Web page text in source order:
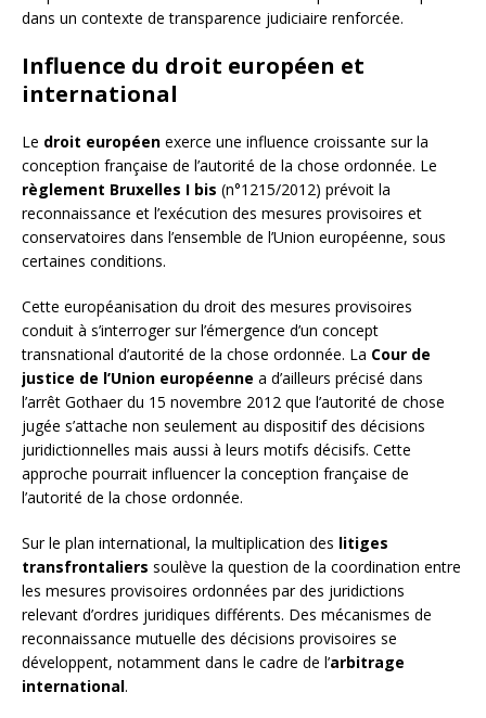
dans un contexte de transparence judiciaire renforcée.
Influence du droit européen et
international
Le droit européen exerce une influence croissante sur la
conception française de l’autorité de la chose ordonnée. Le
règlement Bruxelles I bis (n°1215/2012) prévoit la
reconnaissance et l’exécution des mesures provisoires et
conservatoires dans l’ensemble de l’Union européenne, sous
certaines conditions.
Cette européanisation du droit des mesures provisoires
conduit à s’interroger sur l’émergence d’un concept
transnational d’autorité de la chose ordonnée. La Cour de
justice de l’Union européenne a d’ailleurs précisé dans
l’arrêt Gothaer du 15 novembre 2012 que l’autorité de chose
jugée s’attache non seulement au dispositif des décisions
juridictionnelles mais aussi à leurs motifs décisifs. Cette
approche pourrait influencer la conception française de
l’autorité de la chose ordonnée.
Sur le plan international, la multiplication des litiges
transfrontaliers soulève la question de la coordination entre
les mesures provisoires ordonnées par des juridictions
relevant d’ordres juridiques différents. Des mécanismes de
reconnaissance mutuelle des décisions provisoires se
développent, notamment dans le cadre de l’arbitrage
international.